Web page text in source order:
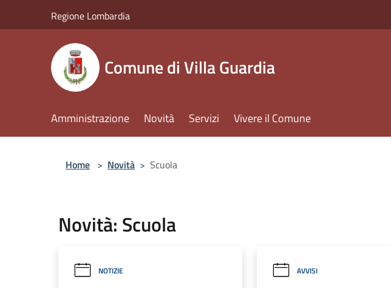
Regione Lombardia
Comune di Villa Guardia
Amministrazione Novità Servizi Vivere il Comune
Home > Novità > Scuola
Novità: Scuola
NOTIZIE AVVISI